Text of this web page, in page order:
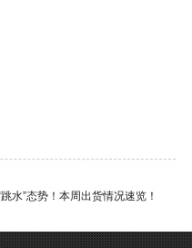
水”态势！本周出货情况速览！